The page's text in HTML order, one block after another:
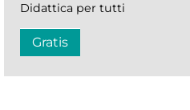
Didattica per tutti
Gratis